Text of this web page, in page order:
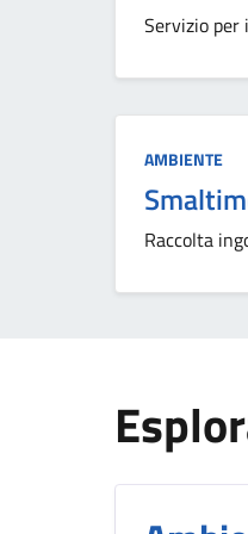
Servizio
Categoria:
AMBIENTE
Raccolta